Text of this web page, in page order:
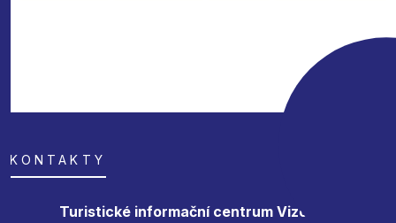
KONTAKTY
Turistické informační centrum Vizovice